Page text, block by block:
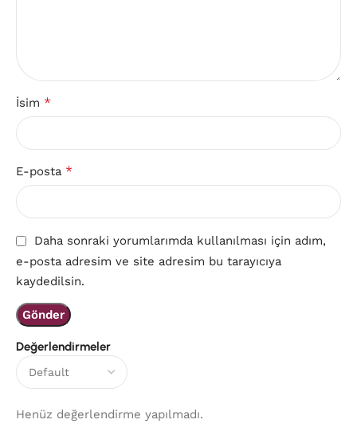
Değerlendirmeler
Henüz değerlendirme yapılmadı.
İsim *
E-posta *
Daha sonraki yorumlarımda kullanılması için adım,
e-posta adresim ve site adresim bu tarayıcıya
kaydedilsin.